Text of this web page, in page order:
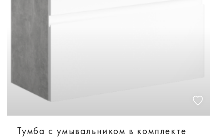
Тумба с умывальником в комплекте